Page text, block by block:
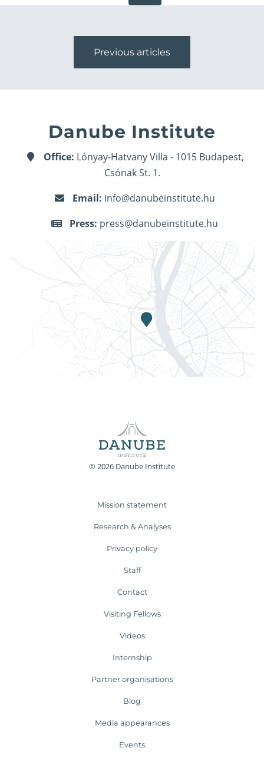
Previous articles
Danube Institute
Office: Lónyay-Hatvany Villa - 1015 Budapest,
Csónak St. 1.
Email: info@danubeinstitute.hu
Press: press@danubeinstitute.hu
© 2026 Danube Institute
Mission statement
Research & Analyses
Privacy policy
Staff
Contact
Visiting Fellows
Videos
Internship
Partner organisations
Blog
Media appearances
Events